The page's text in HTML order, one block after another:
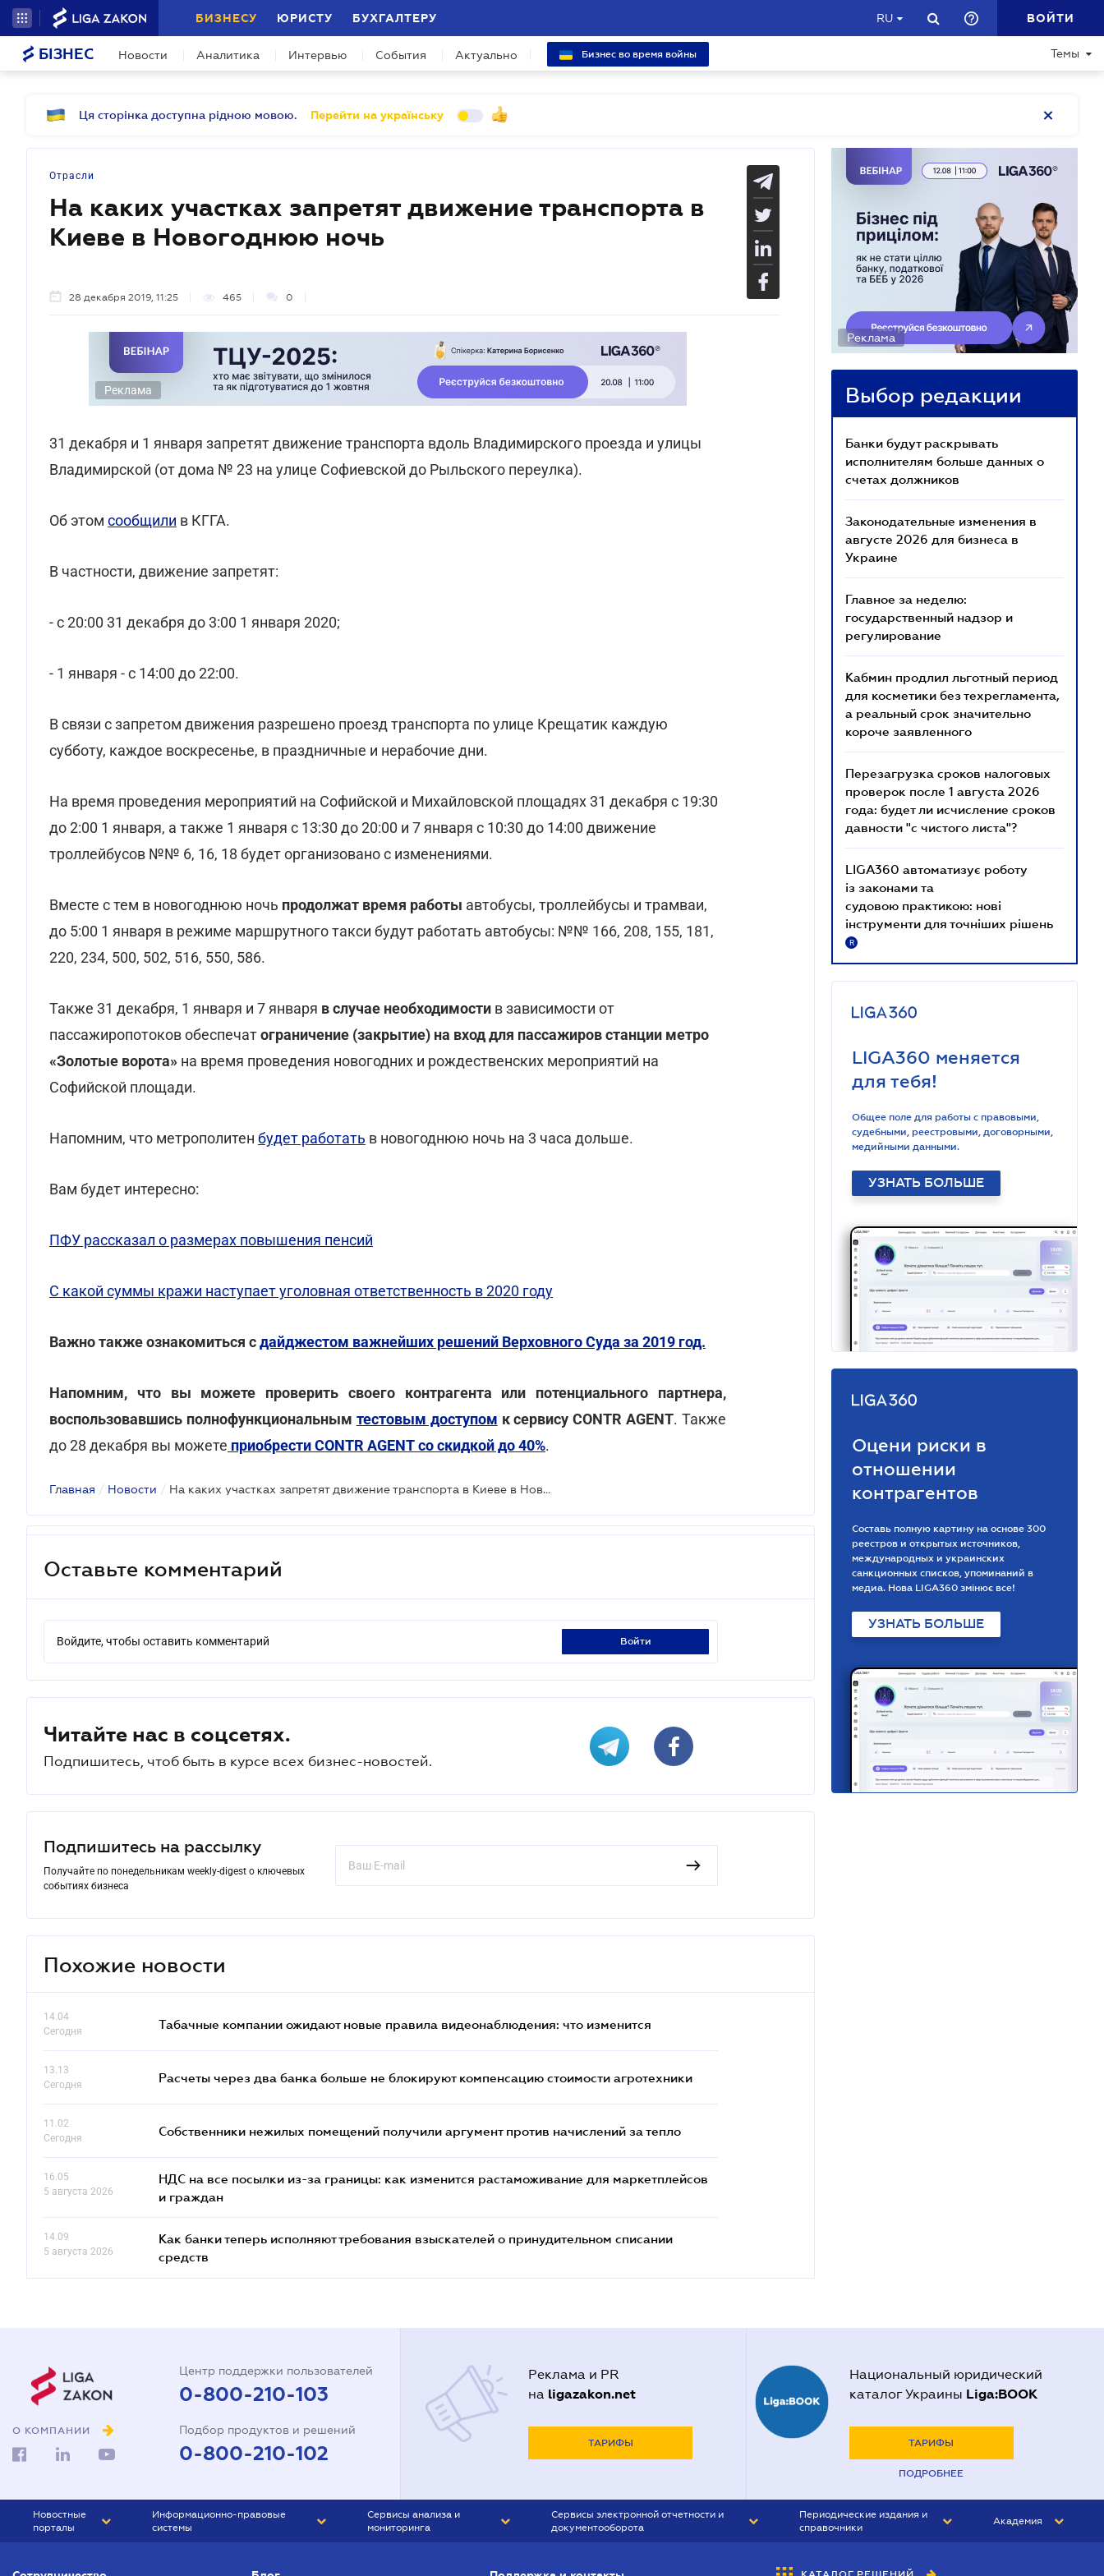
БИЗНЕСУ ЮРИСТУ БУХГАЛТЕРУ RU ВОЙТИ
БІЗНЕС Новости Аналитика Интервью События Актуально Бизнес во время войны Темы
Ця сторінка доступна рідною мовою. Перейти на українську
Отрасли
На каких участках запретят движение транспорта в
Киеве в Новогоднюю ночь
28 декабря 2019, 11:25 465 0
Реклама
31 декабря и 1 января запретят движение транспорта вдоль Владимирского проезда и улицы
Владимирской (от дома № 23 на улице Софиевской до Рыльского переулка).
Об этом сообщили в КГГА.
В частности, движение запретят:
- с 20:00 31 декабря до 3:00 1 января 2020;
- 1 января - с 14:00 до 22:00.
В связи с запретом движения разрешено проезд транспорта по улице Крещатик каждую
субботу, каждое воскресенье, в праздничные и нерабочие дни.
На время проведения мероприятий на Софийской и Михайловской площадях 31 декабря с 19:30
до 2:00 1 января, а также 1 января с 13:30 до 20:00 и 7 января с 10:30 до 14:00 движение
троллейбусов №№ 6, 16, 18 будет организовано с изменениями.
Вместе с тем в новогоднюю ночь продолжат время работы автобусы, троллейбусы и трамваи,
до 5:00 1 января в режиме маршрутного такси будут работать автобусы: №№ 166, 208, 155, 181,
220, 234, 500, 502, 516, 550, 586.
Также 31 декабря, 1 января и 7 января в случае необходимости в зависимости от
пассажиропотоков обеспечатограничение (закрытие) на вход для пассажиров станции метро
«Золотые ворота» на время проведения новогодних и рождественских мероприятий на
Софийской площади.
Напомним, что метрополитен будет работать в новогоднюю ночь на 3 часа дольше.
Вам будет интересно:
ПФУ рассказал о размерах повышения пенсий
С какой суммы кражи наступает уголовная ответственность в 2020 году
Важно также ознакомиться сдайджестом важнейших решений Верховного Суда за 2019 год.
Напомним, что вы можете проверить своего контрагента или потенциального партнера,
воспользовавшись полнофункциональным тестовым доступом к сервису CONTR AGENT. Также
до 28 декабря вы можете приобрести CONTR AGENT со скидкой до 40%.
Главная / Новости / На каких участках запретят движение транспорта в Киеве в Новогоднюю ночь
Оставьте комментарий
Войдите, чтобы оставить комментарий войти
Читайте нас в соцсетях.
Подпишитесь, чтоб быть в курсе всех бизнес-новостей.
Подпишитесь на рассылку
Получайте по понедельникам weekly-digest о ключевых
событиях бизнеса
Похожие новости
14.04
Сегодня
Табачные компании ожидают новые правила видеонаблюдения: что изменится
13.13
Сегодня
Расчеты через два банка больше не блокируют компенсацию стоимости агротехники
11.02
Сегодня
Собственники нежилых помещений получили аргумент против начислений за тепло
16.05
5 августа 2026
НДС на все посылки из-за границы: как изменится растаможивание для маркетплейсов
и граждан
14.09
5 августа 2026
Как банки теперь исполняют требования взыскателей о принудительном списании
средств
Реклама
Выбор редакции
Банки будут раскрывать
исполнителям больше данных о
счетах должников
Законодательные изменения в
августе 2026 для бизнеса в
Украине
Главное за неделю:
государственный надзор и
регулирование
Кабмин продлил льготный период
для косметики без техрегламента,
а реальный срок значительно
короче заявленного
Перезагрузка сроков налоговых
проверок после 1 августа 2026
года: будет ли исчисление сроков
давности "с чистого листа"?
LIGA360 автоматизує роботу
із законами та
судовою практикою: нові
інструменти для точніших рішень
R
LIGA360 меняется
для тебя!
Общее поле для работы с правовыми,
судебными, реестровыми, договорными,
медийными данными.
УЗНАТЬ БОЛЬШЕ
Оцени риски в
отношении
контрагентов
Составь полную картину на основе 300
реестров и открытых источников,
международных и украинских
санкционных списков, упоминаний в
медиа. Нова LIGA360 змінює все!
УЗНАТЬ БОЛЬШЕ
О КОМПАНИИ
Центр поддержки пользователей
0-800-210-103
Подбор продуктов и решений
0-800-210-102
Реклама и PR
на ligazakon.net
ТАРИФЫ
Национальный юридический
каталог Украины Liga:BOOK
ТАРИФЫ
ПОДРОБНЕЕ
Новостные
порталы
Информационно-правовые
системы
Сервисы анализа и
мониторинга
Сервисы электронной отчетности и
документооборота
Периодические издания и
справочники
Академия